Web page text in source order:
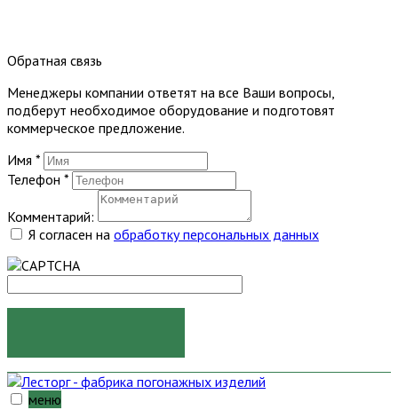
Обратная связь
Менеджеры компании ответят на все Ваши вопросы,
подберут необходимое оборудование и подготовят
коммерческое предложение.
Имя *
Телефон *
Комментарий:
Я согласен на обработку персональных данных
меню